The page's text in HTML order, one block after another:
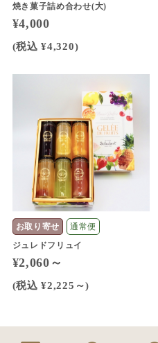
焼き菓子詰め合わせ(大)
¥4,000
(税込 ¥4,320)
お取り寄せ
通常便
ジュレドフリュイ
¥2,060～
(税込 ¥2,225～)